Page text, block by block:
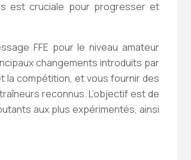
est cruciale pour progresser et
FFE pour le niveau amateur
changements introduits par
la compétition, et vous fournir des
reconnus. L’objectif est de
aux plus expérimentés, ainsi